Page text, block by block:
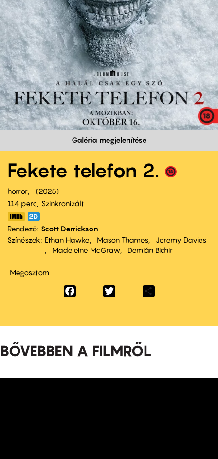
Galéria megjelenítése
Fekete telefon 2.
horror
2025
114 perc,
Szinkronizált
Rendező Scott Derrickson
Színészek
Ethan Hawke Mason Thames
Jeremy Davies
Madeleine McGraw
Demián Bichir
Megosztom
Facebook
BŐVEBBEN A FILMRŐL